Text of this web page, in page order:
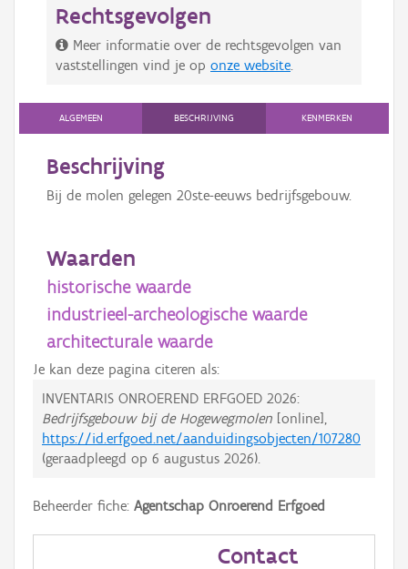
Rechtsgevolgen
Meer informatie over de rechtsgevolgen van
vaststellingen vind je op onze website
ALGEMEEN BESCHRIJVING KENMERKEN
Beschrijving
Bij de molen gelegen 20ste-eeuws bedrijfsgebouw.
Waarden
historische waarde
industrieel-archeologische waarde
architecturale waarde
Je kan deze pagina citeren als:
INVENTARIS ONROEREND ERFGOED 2026:
Bedrijfsgebouw bij de Hogewegmolen [online],
https://id.erfgoed.net/aanduidingsobjecten/107280
(geraadpleegd op 6 augustus 2026).
Beheerder fiche: Agentschap Onroerend Erfgoed
Contact